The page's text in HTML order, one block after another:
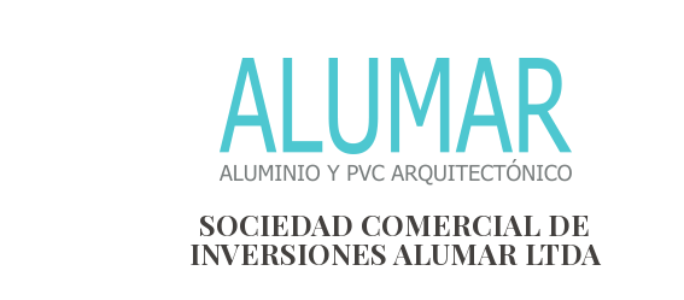
SOCIEDAD COMERCIAL DE
INVERSIONES ALUMAR LTDA